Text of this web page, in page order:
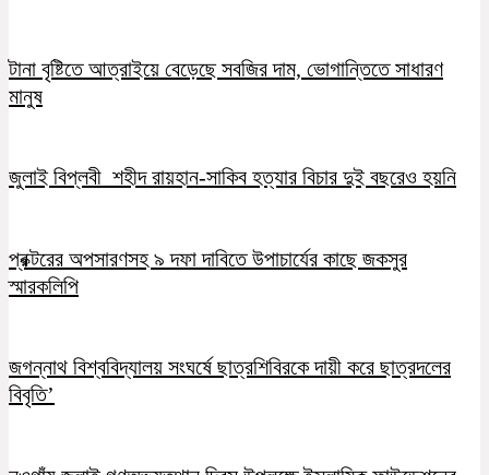
টানা বৃষ্টিতে আত্রাইয়ে বেড়েছে সবজির দাম, ভোগান্তিতে সাধারণ
মানুষ
জুলাই বিপ্লবী শহীদ রায়হান-সাকিব হত্যার বিচার দুই বছরেও হয়নি
প্রক্টরের অপসারণসহ ৯ দফা দাবিতে উপাচার্যের কাছে জকসুর
স্মারকলিপি
জগন্নাথ বিশ্ববিদ্যালয় সংঘর্ষে ছাত্রশিবিরকে দায়ী করে ছাত্রদলের
বিবৃতি’